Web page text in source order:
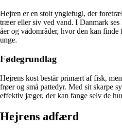
Hejren er en stolt ynglefugl, der
træer eller siv ved vand. I Danmark
åer og vådområder, hvor den kan
unge.
Fødegrundlag
Hejrens kost består primært af fisk,
frøer og små pattedyr. Med sit skarpe
effektiv jæger, der kan fange selv de
Hejrens adfærd